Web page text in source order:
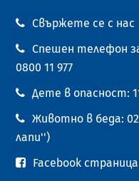
Свържете се с нас
Спешен телефон
0800 11 977
Дете в опасност:
Животно в беда:
лапи'')
Facebook страница